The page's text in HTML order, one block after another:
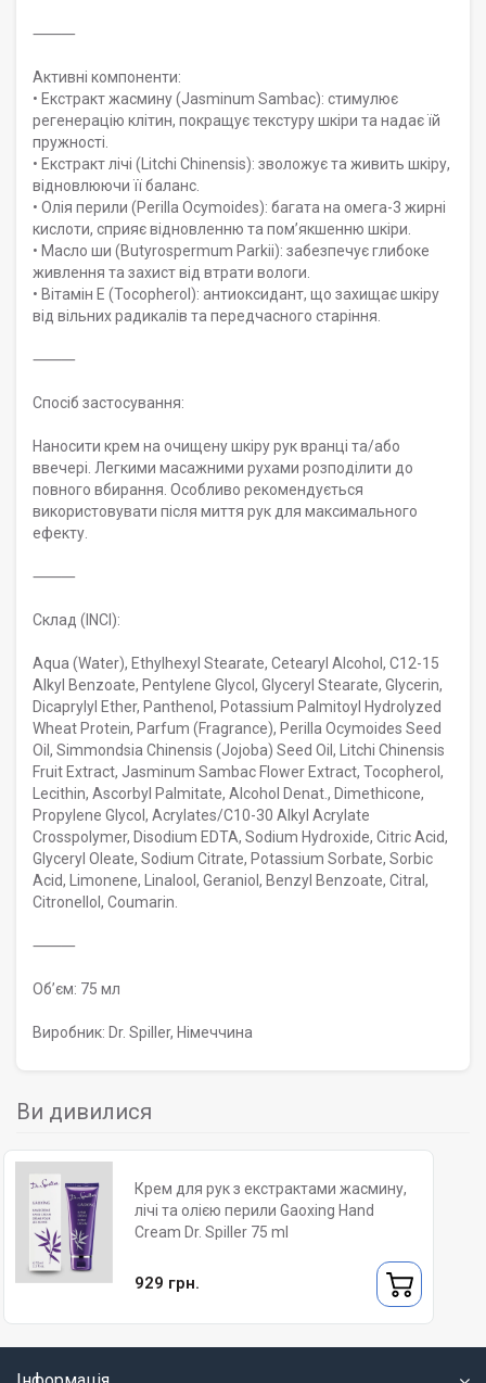
⸻
Активні компоненти:
• Екстракт жасмину (Jasminum Sambac): стимулює
регенерацію клітин, покращує текстуру шкіри та надає їй
пружності.
• Екстракт лічі (Litchi Chinensis): зволожує та живить шкіру,
відновлюючи її баланс.
• Олія перили (Perilla Ocymoides): багата на омега-3 жирні
кислоти, сприяє відновленню та пом’якшенню шкіри.
• Масло ши (Butyrospermum Parkii): забезпечує глибоке
живлення та захист від втрати вологи.
• Вітамін E (Tocopherol): антиоксидант, що захищає шкіру
від вільних радикалів та передчасного старіння.
⸻
Спосіб застосування:
Наносити крем на очищену шкіру рук вранці та/або
ввечері. Легкими масажними рухами розподілити до
повного вбирання. Особливо рекомендується
використовувати після миття рук для максимального
ефекту.
⸻
Склад (INCI):
Aqua (Water), Ethylhexyl Stearate, Cetearyl Alcohol, C12-15
Alkyl Benzoate, Pentylene Glycol, Glyceryl Stearate, Glycerin,
Dicaprylyl Ether, Panthenol, Potassium Palmitoyl Hydrolyzed
Wheat Protein, Parfum (Fragrance), Perilla Ocymoides Seed
Oil, Simmondsia Chinensis (Jojoba) Seed Oil, Litchi Chinensis
Fruit Extract, Jasminum Sambac Flower Extract, Tocopherol,
Lecithin, Ascorbyl Palmitate, Alcohol Denat., Dimethicone,
Propylene Glycol, Acrylates/C10-30 Alkyl Acrylate
Crosspolymer, Disodium EDTA, Sodium Hydroxide, Citric Acid,
Glyceryl Oleate, Sodium Citrate, Potassium Sorbate, Sorbic
Acid, Limonene, Linalool, Geraniol, Benzyl Benzoate, Citral,
Citronellol, Coumarin.
⸻
Обʼєм: 75 мл
Виробник: Dr. Spiller, Німеччина
Ви дивилися
Крем для рук з екстрактами жасмину,
лічі та олією перили Gaoxing Hand
Cream Dr. Spiller 75 ml
929 грн.